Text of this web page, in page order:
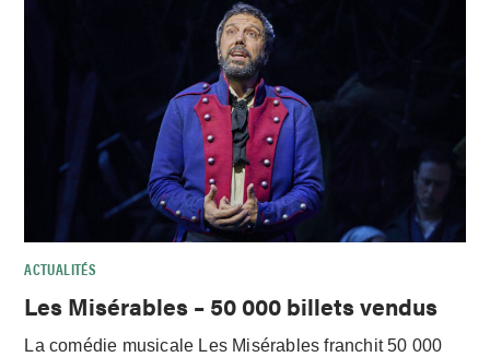
ACTUALITÉS
Les Misérables – 50 000 billets vendus
La comédie musicale Les Misérables franchit 50 000